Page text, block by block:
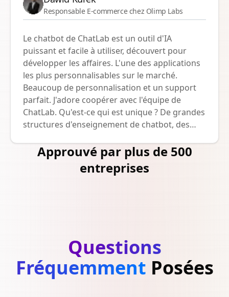
grâce à l'aide de ChatLab. Ce qui distingue
ChatLab, c'est sa capacité unique à s'adapter à
diverses demandes des utilisateurs avec une
précision remarquable.
Responsable E-commerce chez Olimp Labs
Le chatbot de ChatLab est un outil d'IA
puissant et facile à utiliser, découvert pour
développer les affaires. L'une des applications
les plus personnalisables sur le marché.
Beaucoup de personnalisation et un support
parfait. J'adore coopérer avec l'équipe de
ChatLab. Qu'est-ce qui est unique ? De grandes
structures d'enseignement de chatbot, des
de modèle, un support en direct - tout ce que
nous recherchions. Je le recommande
Approuvé par plus de 500
entreprises
Questions
Fréquemment Posées